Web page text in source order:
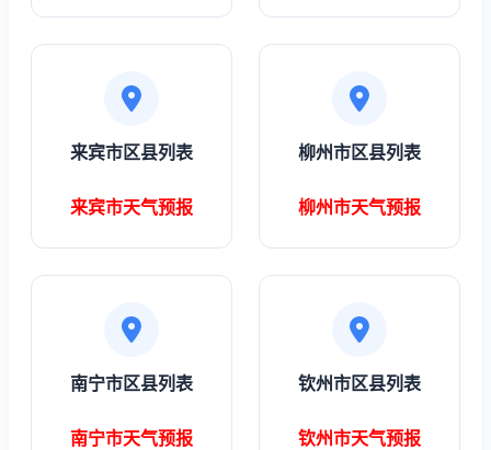
来宾市区县列表
来宾市天气预报
柳州市区县列表
柳州市天气预报
南宁市区县列表
南宁市天气预报
钦州市区县列表
钦州市天气预报